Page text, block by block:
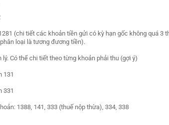
(chi tiết các khoản tiền gửi có kỳ hạn gốc không quá 3
loại là tương đương tiền).
lý. Có thể chi tiết theo từng khoản phải thu (gợi ý)
131
331
1388, 141, 333 (thuế nộp thừa), 334, 338